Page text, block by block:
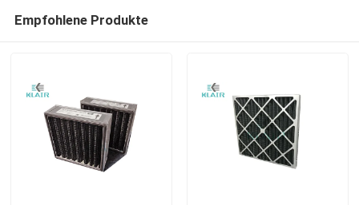
Empfohlene Produkte